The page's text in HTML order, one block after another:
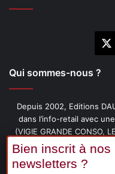
Qui sommes-nous ?
Depuis 2002, Editions
dans l’info-retail avec
(VIGIE GRANDE CONSO,
livres (PENSER-CLIENT,
PRÉFÉRÉ DE VOS
PROMOFLASH, DRIVE